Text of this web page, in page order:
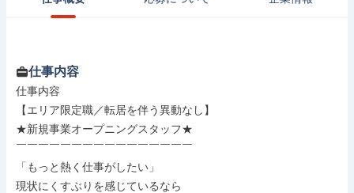
仕事内容
仕事内容
【エリア限定職／転居を伴う異動なし】
★新規事業オープニングスタッフ★
￣￣￣￣￣￣￣￣￣￣￣￣￣￣￣￣
「もっと熱く仕事がしたい」
現状にくすぶりを感じているなら